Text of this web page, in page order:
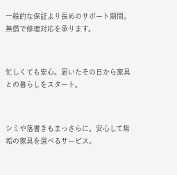
一般的な保証より長めのサポート期間。
無償で修理対応を承ります。
忙しくても安心。届いたその日から家具
との暮らしをスタート。
シミや落書きもまっさらに。安心して無
垢の家具を選べるサービス。